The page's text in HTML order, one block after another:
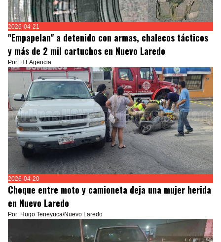
2026-04-21
"Empapelan" a detenido con armas, chalecos tácticos
y más de 2 mil cartuchos en Nuevo Laredo
Por: HT Agencia
2026-04-20
Choque entre moto y camioneta deja una mujer herida
en Nuevo Laredo
Por: Hugo Teneyuca/Nuevo Laredo